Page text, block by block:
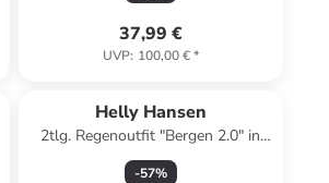
37,99 €
UVP: 100,00 €*
Helly Hansen
2tlg. Regenoutfit "Bergen 2.0" in
Gelb
-57%